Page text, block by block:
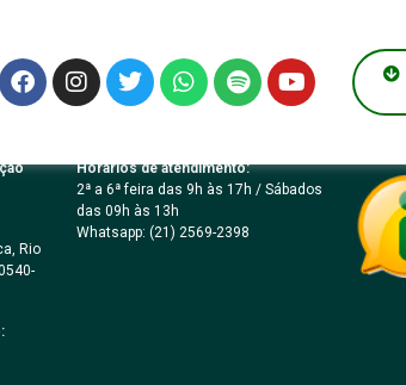
2020 –
Rio
Horários de atendimento:
2ª a 6ª feira das 9h às 17h / Sábados
das 09h às 13h
Whatsapp: (21) 2569-2398